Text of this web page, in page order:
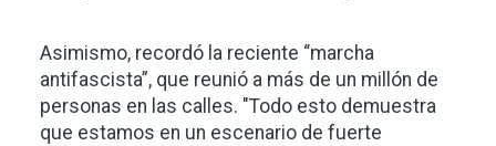
Asimismo, recordó la reciente “marcha
antifascista”, que reunió a más de un millón de
personas en las calles. "Todo esto demuestra
que estamos en un escenario de fuerte